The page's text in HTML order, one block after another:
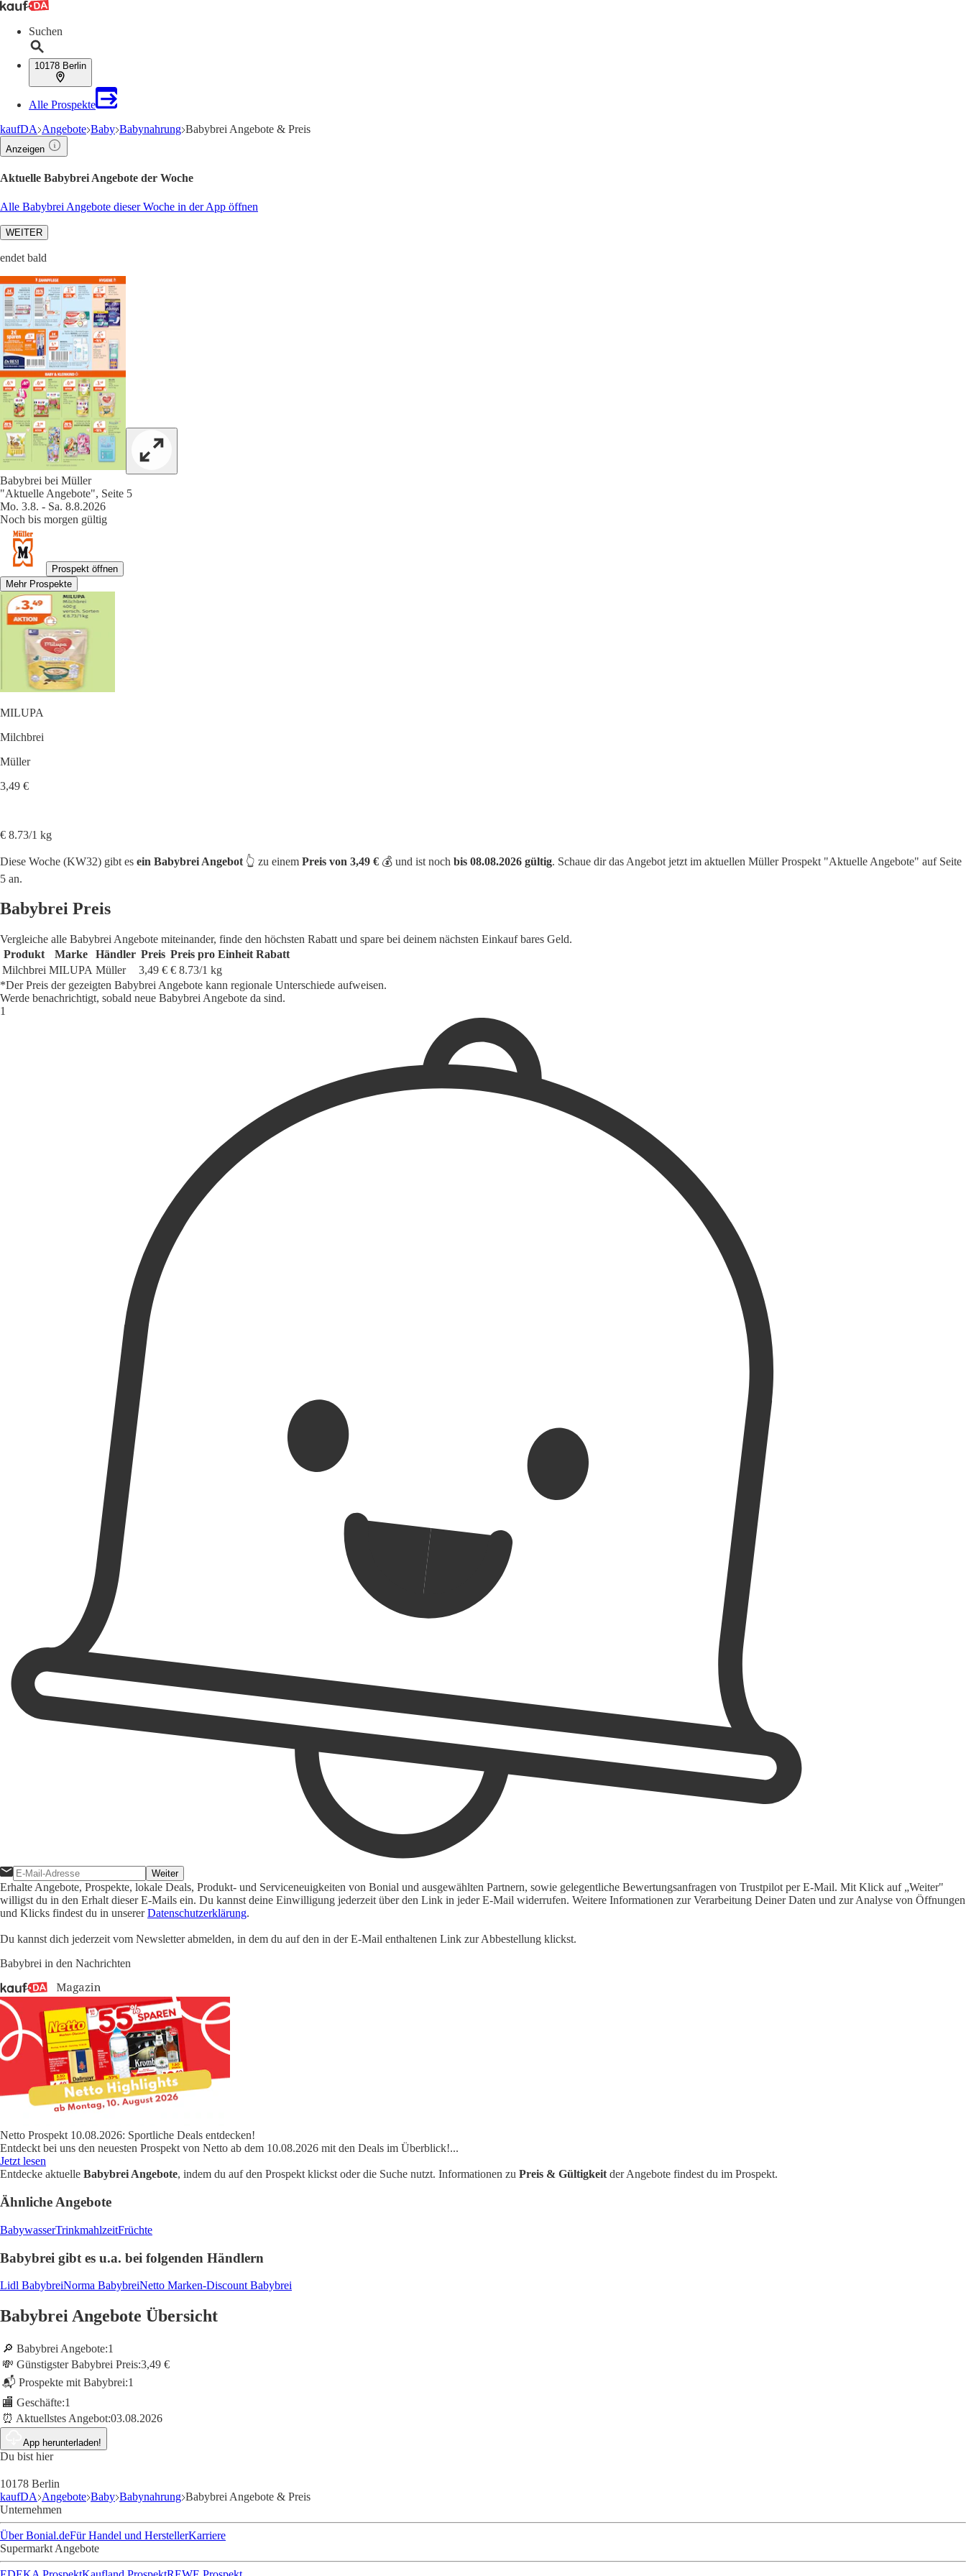
Suchen
10178 Berlin
Alle Prospekte
kaufDA Angebote Baby Babynahrung Babybrei Angebote & Preis
Anzeigen
Aktuelle Babybrei Angebote der Woche
Alle Babybrei Angebote dieser Woche in der App öffnen
WEITER
endet bald
Babybrei bei Müller
"Aktuelle Angebote", Seite 5
Mo. 3.8. - Sa. 8.8.2026
Noch bis morgen gültig
Prospekt öffnen
Mehr Prospekte
MILUPA
Milchbrei
Müller
3,49 €
€ 8.73/1 kg
Diese Woche (KW32) gibt es ein Babybrei Angebot 👆 zu einem Preis von 3,49 € 💰 und ist noch bis 08.08.2026 gültig. Schaue dir das Angebot jetzt im aktuellen Müller Prospekt "Aktuelle Angebote" auf Seite
5 an.
Babybrei Preis
Vergleiche alle Babybrei Angebote miteinander, finde den höchsten Rabatt und spare bei deinem nächsten Einkauf bares Geld.
Produkt
Marke Händler Preis Preis pro Einheit Rabatt
Milchbrei MILUPA Müller 3,49 € € 8.73/1 kg
*Der Preis der gezeigten Babybrei Angebote kann regionale Unterschiede aufweisen.
Werde benachrichtigt, sobald neue Babybrei Angebote da sind.
Weiter
Erhalte Angebote, Prospekte, lokale Deals, Produkt- und Serviceneuigkeiten von Bonial und ausgewählten Partnern, sowie gelegentliche Bewertungsanfragen von Trustpilot per E-Mail. Mit Klick auf „Weiter"
willigst du in den Erhalt dieser E-Mails ein. Du kannst deine Einwilligung jederzeit über den Link in jeder E-Mail widerrufen. Weitere Informationen zur Verarbeitung Deiner Daten und zur Analyse von Öffnungen
und Klicks findest du in unsererDatenschutzerklärung.
Du kannst dich jederzeit vom Newsletter abmelden, in dem du auf den in der E-Mail enthaltenen Link zur Abbestellung klickst.
Babybrei in den Nachrichten
Netto Prospekt 10.08.2026: Sportliche Deals entdecken!
Entdeckt bei uns den neuesten Prospekt von Netto ab dem 10.08.2026 mit den Deals im Überblick!...
Jetzt lesen
Entdecke aktuelle Babybrei Angebote, indem du auf den Prospekt klickst oder die Suche nutzt. Informationen zu Preis & Gültigkeit der Angebote findest du im Prospekt.
Ähnliche Angebote
BabywasserTrinkmahlzeitFrüchte
Babybrei gibt es u.a. bei folgenden Händlern
Lidl BabybreiNorma BabybreiNetto Marken-Discount Babybrei
Babybrei Angebote Übersicht
🔎 Babybrei Angebote:1
💸 Günstigster Babybrei Preis:3,49 €
📬 Prospekte mit Babybrei:1
🏬 Geschäfte:1
⏰ Aktuellstes Angebot:03.08.2026
App herunterladen!
Du bist hier
10178 Berlin
kaufDA Angebote Baby Babynahrung Babybrei Angebote & Preis
Unternehmen
Über Bonial.deFür Handel und HerstellerKarriere
Supermarkt Angebote